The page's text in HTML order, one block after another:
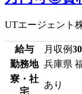
UTエージェント
給与 月収例
勤務地 兵庫県
寮・社
宅
あり